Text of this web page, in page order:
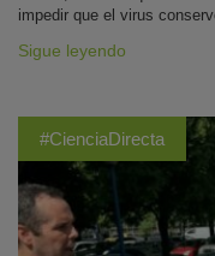
impedir que el virus
Sigue leyendo
#CienciaDirecta